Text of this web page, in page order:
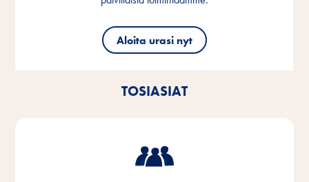
Aloita urasi nyt
Aloita urasi nyt
Aloita urasi nyt
TOSIASIAT